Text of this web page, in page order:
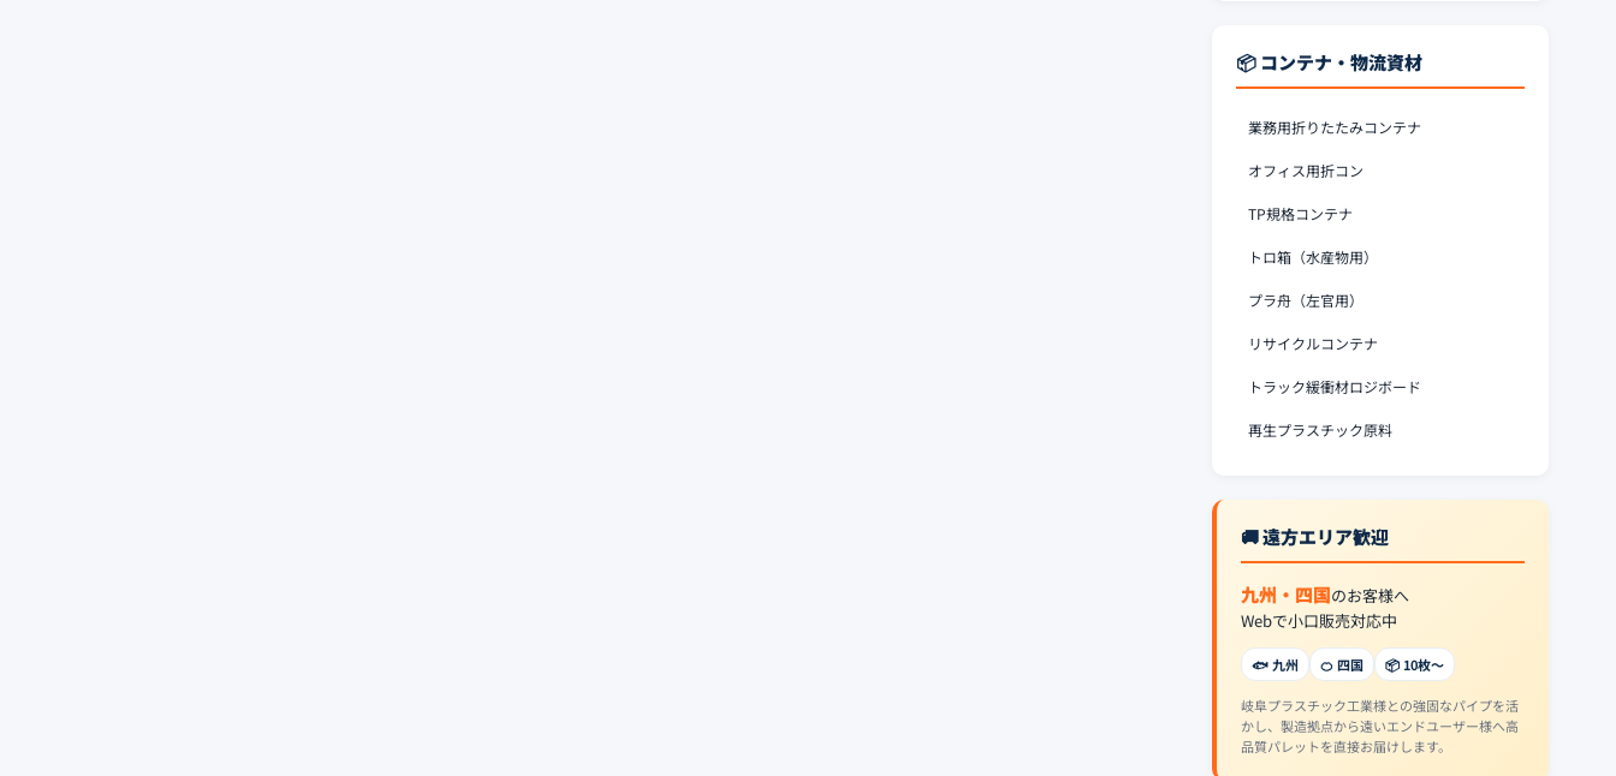
📦 コンテナ・物流資材
業務用折りたたみコンテナ
オフィス用折コン
TP規格コンテナ
トロ箱（水産物用）
プラ舟（左官用）
リサイクルコンテナ
トラック緩衝材ロジボード
再生プラスチック原料
🚚 遠方エリア歓迎
九州・四国のお客様へ
Webで小口販売対応中
🐟 九州 🍊 四国 📦 10枚〜
岐阜プラスチック工業様との強固なパイプを活
かし、製造拠点から遠いエンドユーザー様へ高
品質パレットを直接お届けします。